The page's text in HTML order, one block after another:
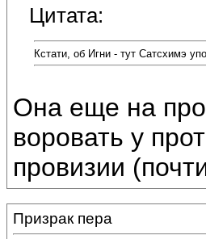
Цитата:
Кстати, об Игни - тут Сатсхимэ
Она еще на
воровать у
провизии
Призрак пера